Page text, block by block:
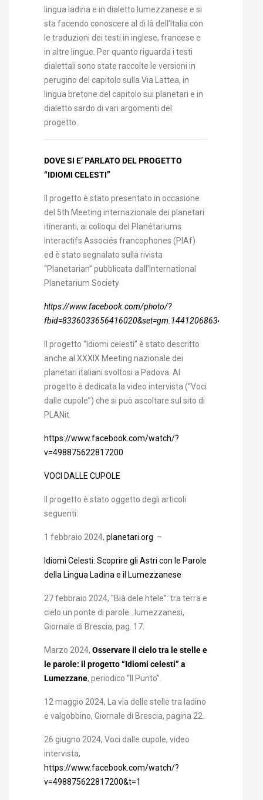
lingua ladina e in dialetto lumezzanese e si
sta facendo conoscere al di là dell’Italia con
le traduzioni dei testi in inglese, francese e
in altre lingue. Per quanto riguarda i testi
dialettali sono state raccolte le versioni in
perugino del capitolo sulla Via Lattea, in
lingua bretone del capitolo sui planetari e in
dialetto sardo di vari argomenti del
progetto.
DOVE SI E’ PARLATO DEL PROGETTO
“IDIOMI CELESTI”
Il progetto è stato presentato in occasione
del 5th Meeting internazionale dei planetari
itineranti, ai colloqui del Planétariums
Interactifs Associés francophones (PIAf)
ed è stato segnalato sulla rivista
“Planetarian” pubblicata dall’International
Planetarium Society
https://www.facebook.com/photo/?
Il progetto “Idiomi celesti” è stato descritto
anche al XXXIX Meeting nazionale dei
planetari italiani svoltosi a Padova. Al
progetto è dedicata la video intervista (“Voci
dalle cupole”) che si può ascoltare sul sito di
PLANit.
https://www.facebook.com/watch/?
v=498875622817200
VOCI DALLE CUPOLE
Il progetto è stato oggetto degli articoli
seguenti:
1 febbraio 2024, planetari.org –
Idiomi Celesti: Scoprire gli Astri con le Parole
della Lingua Ladina e il Lumezzanese
27 febbraio 2024, “Bià dele htele”: tra terra e
cielo un ponte di parole…lumezzanesi,
Giornale di Brescia, pag. 17.
Marzo 2024, Osservare il cielo tra le stelle e
le parole: il progetto “Idiomi celesti” a
Lumezzane, periodico “Il Punto”.
12 maggio 2024, La via delle stelle tra ladino
e valgobbino, Giornale di Brescia, pagina 22.
26 giugno 2024, Voci dalle cupole, video
intervista,
https://www.facebook.com/watch/?
v=498875622817200&t=1